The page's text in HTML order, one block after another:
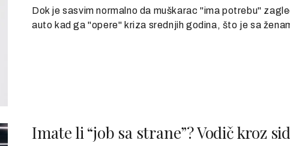
Dok je sasvim normalno da muškarac "ima potrebu"
auto kad ga "opere" kriza srednjih godina, što je sa
Imate li “job sa strane”? Vodič kroz